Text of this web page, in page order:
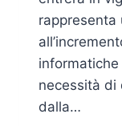
rappresenta
necessità di
dalla…